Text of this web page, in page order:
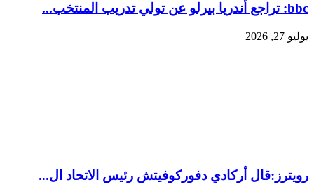
bbc: تراجع أندريا بيرلو عن تولي تدريب المنتخب...
يوليو 27, 2026
رويترز:‏قال أركادي دفوركوفيتش رئيس الاتحاد ال...